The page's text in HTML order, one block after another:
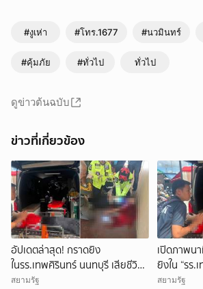
#งูเห่า #โทร.1677 #นวมินทร์
#คุ้มภัย #ทั่วไป ทั่วไป
ดูข่าวต้นฉบับ
ข่าวที่เกี่ยวข้อง
อัปเดตล่าสุด! กราดยิง
ในรร.เทพศิรินทร์ นนทบุรี เสียชีวิต
รวม 7 ราย เป็นครู 3 ราย นักเรียน
สยามรัฐ
เปิดภาพน
ยิงใน “รร.
ดับ 2 บาดเ
สยามรัฐ